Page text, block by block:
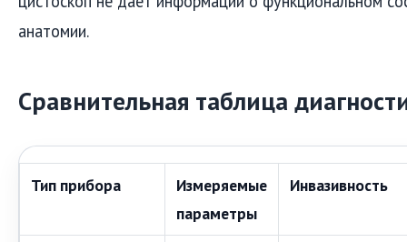
анатомии.
Сравнительная таблица
Тип прибора
Измеряемые
параметры
Инвазивность